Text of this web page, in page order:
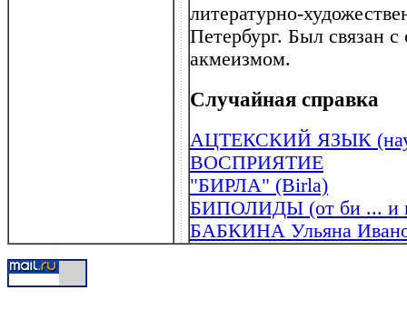
литературно-
Петербург. Был связан
акмеизмом.
Случайная справка
АЦТЕКСКИЙ ЯЗЫК
ВОСПРИЯТИЕ
"БИРЛА" (Birla)
БИПОЛИДЫ (от би ... и
БАБКИНА Ульяна